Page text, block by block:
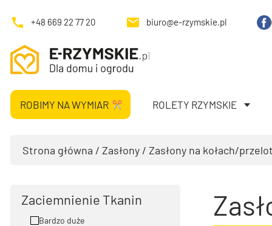
+48 669 22 77 20 biuro@e-rzymskie.pl
ROBIMY NA WYMIAR ROLETY RZYMSKIE
Strona główna / Zasłony / Zasłony na kołach/
Zaciemnienie Tkanin
Bardzo duże